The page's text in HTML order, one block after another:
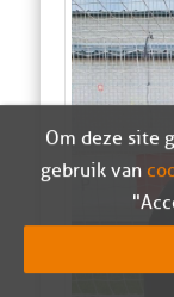
Om deze site
gebruik van